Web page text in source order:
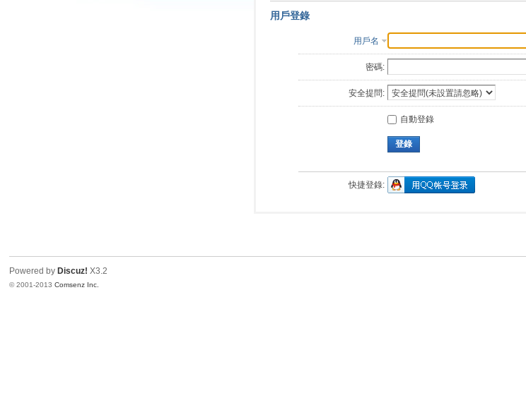
用戶登錄
用戶名
密碼:
安全提問:
自動登錄
登錄
快捷登錄:
Powered by Discuz! X3.2
© 2001-2013Comsenz Inc.